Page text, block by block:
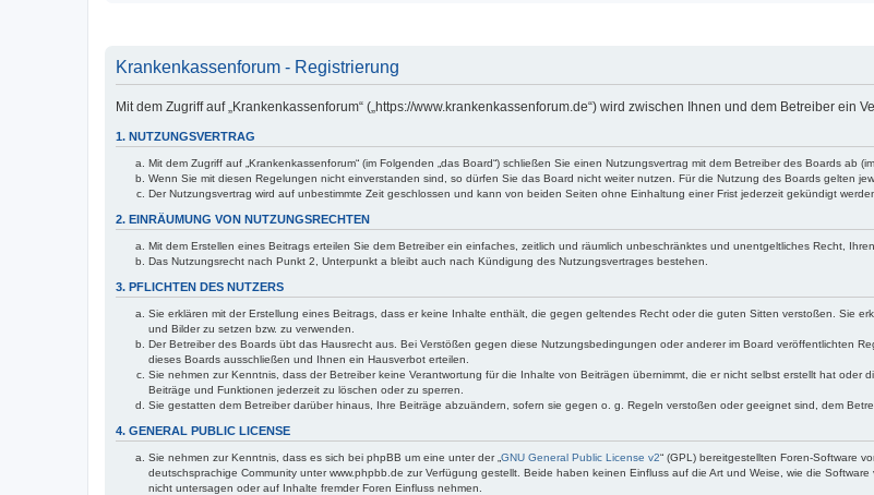
Krankenkassenforum - Registrierung
Mit dem Zugriff auf „Krankenkassenforum“ („https://www.krankenkassenforum.de“) wird zwischen Ihnen und dem Betreiber ein
1. NUTZUNGSVERTRAG
Mit dem Zugriff auf „Krankenkassenforum“ (im Folgenden „das Board“) schließen Sie einen Nutzungsvertrag mit dem Betreiber des Boards ab
Wenn Sie mit diesen Regelungen nicht einverstanden sind, so dürfen Sie das Board nicht weiter nutzen. Für die Nutzung des Boards gelten
Der Nutzungsvertrag wird auf unbestimmte Zeit geschlossen und kann von beiden Seiten ohne Einhaltung einer Frist jederzeit gekündigt
2. EINRÄUMUNG VON NUTZUNGSRECHTEN
Mit dem Erstellen eines Beitrags erteilen Sie dem Betreiber ein einfaches, zeitlich und räumlich unbeschränktes und unentgeltliches Recht,
Das Nutzungsrecht nach Punkt 2, Unterpunkt a bleibt auch nach Kündigung des Nutzungsvertrages bestehen.
3. PFLICHTEN DES NUTZERS
Sie erklären mit der Erstellung eines Beitrags, dass er keine Inhalte enthält, die gegen geltendes Recht oder die guten Sitten verstoßen. Sie
und Bilder zu setzen bzw. zu verwenden.
Der Betreiber des Boards übt das Hausrecht aus. Bei Verstößen gegen diese Nutzungsbedingungen oder anderer im Board veröffentlichten
dieses Boards ausschließen und Ihnen ein Hausverbot erteilen.
Sie nehmen zur Kenntnis, dass der Betreiber keine Verantwortung für die Inhalte von Beiträgen übernimmt, die er nicht selbst erstellt hat oder
Beiträge und Funktionen jederzeit zu löschen oder zu sperren.
Sie gestatten dem Betreiber darüber hinaus, Ihre Beiträge abzuändern, sofern sie gegen o. g. Regeln verstoßen oder geeignet sind, dem
4. GENERAL PUBLIC LICENSE
Sie nehmen zur Kenntnis, dass es sich bei phpBB um eine unter der „ GNU General Public License v2“ (GPL) bereitgestellten Foren-Software
deutschsprachige Community unter www.phpbb.de zur Verfügung gestellt. Beide haben keinen Einfluss auf die Art und Weise, wie die
nicht untersagen oder auf Inhalte fremder Foren Einfluss nehmen.